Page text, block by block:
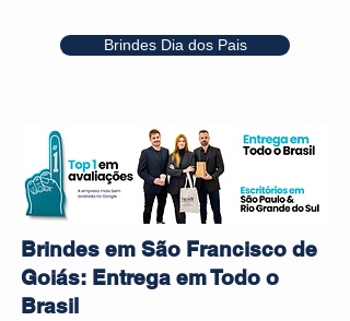
Brindes Dia dos Pais
Brindes em São Francisco de
Goiás: Entrega em Todo o
Brasil